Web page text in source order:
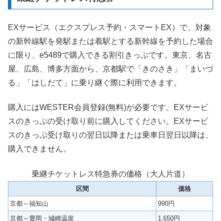
EXサービス（エクスプレス予約・スマートEX）で、対象
の新幹線駅を発駅または着駅とする新幹線を予約した場合
に限り、e5489で購入できる割引きっぷです。東京、名古
屋、広島、博多方面から、京都駅で「きのさき」「まいづ
る」「はしだて」に乗り継ぐ際に利用できます。
購入にはWESTER会員登録(無料)が必要です。EXサービ
スのきっぷの受け取り前に購入してください。EXサービ
スのきっぷ受け取りの翌日以降または乗車日翌日以降は、
購入できません。
乗継チケットレス特急券の価格（大人片道）
区間
価格
京都～福知山
990円
京都～豊岡・城崎温泉
1,650円